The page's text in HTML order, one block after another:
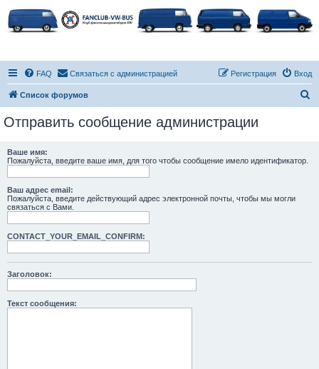
FAQ Связаться с администрацией Вход
Регистрация
Список форумов
Отправить сообщение администрации
Ваше имя:
Пожалуйста, введите ваше имя, для того чтобы сообщение имело идентификатор.
Ваш адрес email:
Пожалуйста, введите действующий адрес электронной почты, чтобы мы могли
связаться с Вами.
CONTACT_YOUR_EMAIL_CONFIRM:
Заголовок:
Текст сообщения: